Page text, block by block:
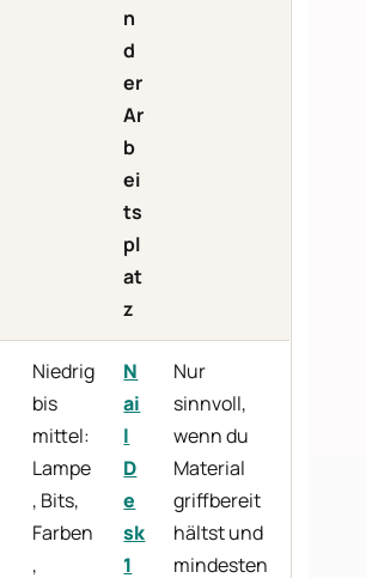
n
d
er
Ar
b
ei
ts
pl
at
z
Niedrig
bis
mittel:
Lampe
, Bits,
Farben
,
N
ai
l
D
e
sk
1
Nur
sinnvoll,
wenn du
Material
griffbereit
hältst und
mindesten